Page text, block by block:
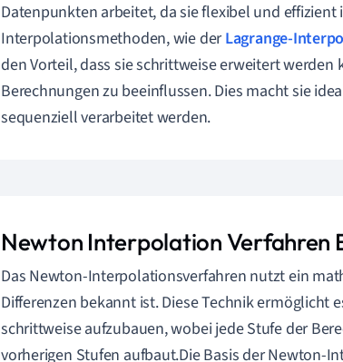
Datenpunkten arbeitet, da sie flexibel und effizient
Interpolationsmethoden, wie derLagrange-
den Vorteil, dass sie schrittweise erweitert werden
Berechnungen zu beeinflussen. Dies macht sie
sequenziell verarbeitet werden.
Newton Interpolation Verfahren
Das Newton-Interpolationsverfahren nutzt ein
Differenzen bekannt ist. Diese Technik ermöglicht
schrittweise aufzubauen, wobei jede Stufe der
vorherigen Stufen aufbaut.Die Basis der Newton-